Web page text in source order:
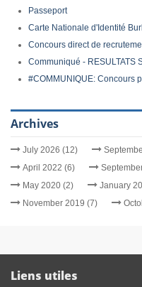
Passeport
Carte Nationale d'Identité
Concours direct de
Communiqué - RESULTATS
#COMMUNIQUE: Concours
Archives
July 2026 (12)
April 2022 (6)
May 2020 (2)
January
November 2019 (7)
Liens utiles